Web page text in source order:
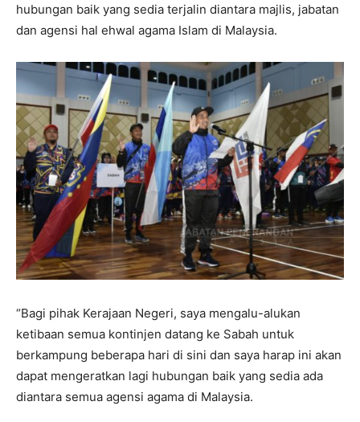
hubungan baik yang sedia terjalin diantara majlis, jabatan
dan agensi hal ehwal agama Islam di Malaysia.
“Bagi pihak Kerajaan Negeri, saya mengalu-alukan
ketibaan semua kontinjen datang ke Sabah untuk
berkampung beberapa hari di sini dan saya harap ini akan
dapat mengeratkan lagi hubungan baik yang sedia ada
diantara semua agensi agama di Malaysia.